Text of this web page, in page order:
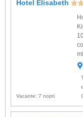
Hotel Elisabeth
Vacante: 7 nopti